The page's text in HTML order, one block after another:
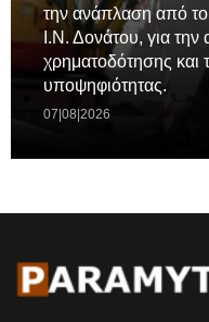
την ανάπλαση από
Ι.Ν. Δονάτου, για
χρηματοδότησης
υποψηφιότητας.
07|08|2026